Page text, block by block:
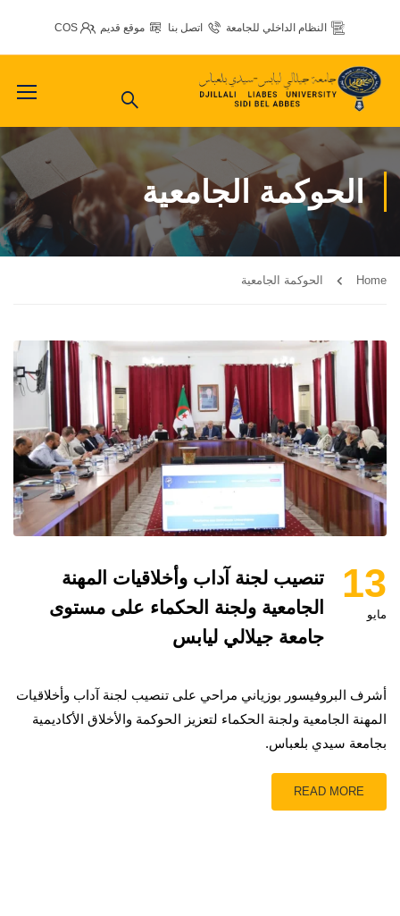
النظام الداخلي للجامعة اتصل بنا موقع قديم COS
الحوكمة الجامعية
Home الحوكمة الجامعية
13
مايو
تنصيب لجنة آداب وأخلاقيات المهنة
الجامعية ولجنة الحكماء على مستوى
جامعة جيلالي ليابس
أشرف البروفيسور بوزياني مراحي على تنصيب لجنة آداب وأخلاقيات
المهنة الجامعية ولجنة الحكماء لتعزيز الحوكمة والأخلاق الأكاديمية
بجامعة سيدي بلعباس.
READ MORE